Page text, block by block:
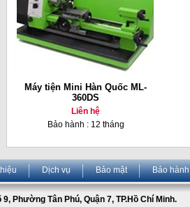
Máy tiện Mini Hàn Quốc ML-
360DS
Liên hệ
Bảo hành : 12 tháng
Dịch vụ Bảo mật Bảo hành
Phường Tân Phú, Quận 7, TP.Hồ Chí Minh.